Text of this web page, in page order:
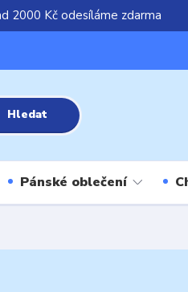
2000 Kč odesíláme zdarma
Hledat
Pánské oblečení